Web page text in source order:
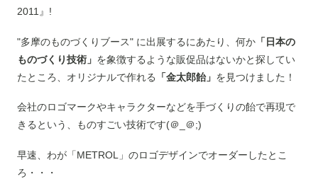
2011』!
"多摩のものづくりブース" に出展するにあたり、何か「日本の
ものづくり技術」 を象徴するような販促品はないかと探してい
たところ、オリジナルで作れる
「金太郎飴」 を見つけました！
会社のロゴマークやキャラクターなどを手づくりの飴で再現で
きるという、ものすごい技術です(＠_＠;)
早速、わが「METROL」のロゴデザインでオーダーしたとこ
ろ・・・